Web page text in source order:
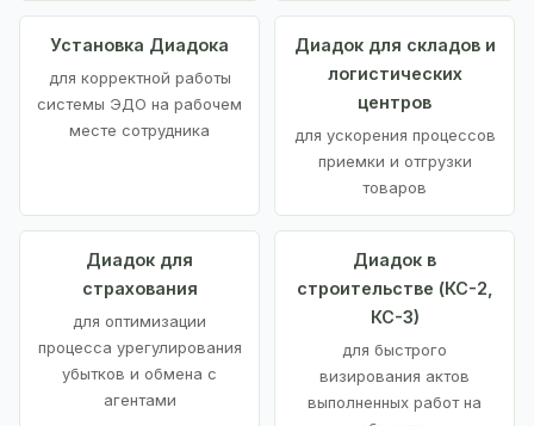
Установка Диадока
для корректной работы
системы ЭДО на рабочем
месте сотрудника
Диадок для складов и
логистических
центров
для ускорения процессов
приемки и отгрузки
товаров
Диадок для
страхования
для оптимизации
процесса урегулирования
убытков и обмена с
агентами
Диадок в
строительстве (КС-2,
КС-3)
для быстрого
визирования актов
выполненных работ на